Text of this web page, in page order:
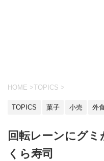
HOME >TOPICS >
TOPICS 菓子 小売 外
回転レーンにグ
くら寿司